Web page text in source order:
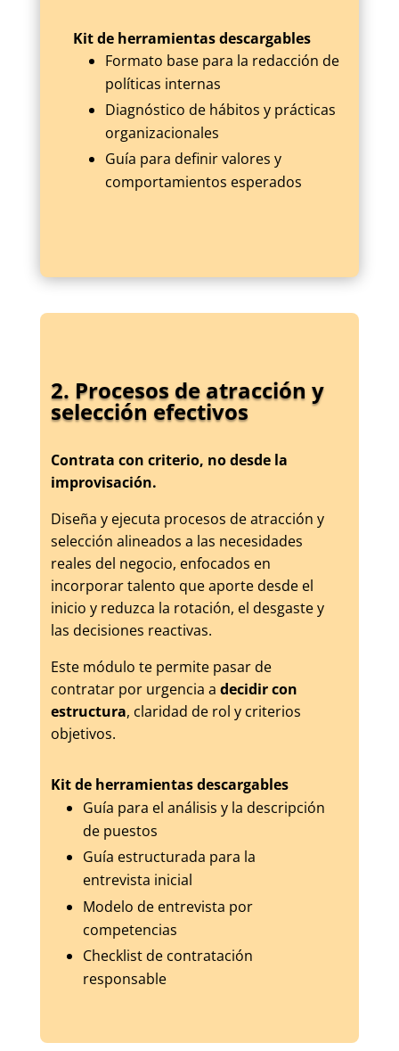
Kit de herramientas descargables
Formato base para la redacción de
políticas internas
Diagnóstico de hábitos y prácticas
organizacionales
Guía para definir valores y
comportamientos esperados
2. Procesos de atracción y
selección efectivos
Contrata con criterio, no desde la
improvisación.
Diseña y ejecuta procesos de atracción y
selección alineados a las necesidades
reales del negocio, enfocados en
incorporar talento que aporte desde el
inicio y reduzca la rotación, el desgaste y
las decisiones reactivas.
Este módulo te permite pasar de
contratar por urgencia a decidir con
estructura, claridad de rol y criterios
objetivos.
Kit de herramientas descargables
Guía para el análisis y la descripción
de puestos
Guía estructurada para la
entrevista inicial
Modelo de entrevista por
competencias
Checklist de contratación
responsable